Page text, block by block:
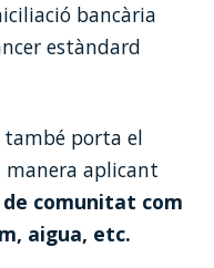
bancària
estàndard
també porta el
aplicant
de comunitat com
aigua, etc.